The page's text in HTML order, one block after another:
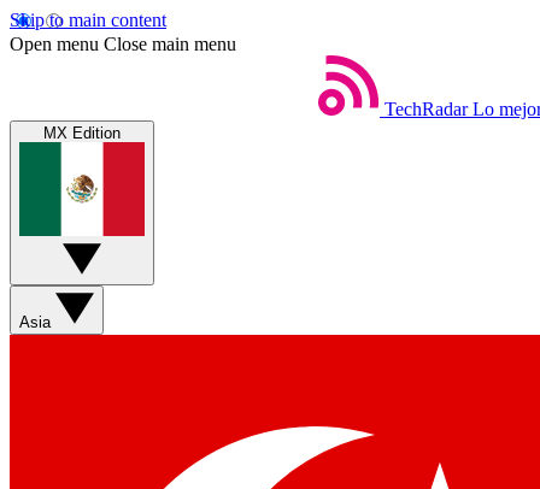
Skip to main content
Open menu Close main menu
TechRadar Lo
MX Edition
Asia